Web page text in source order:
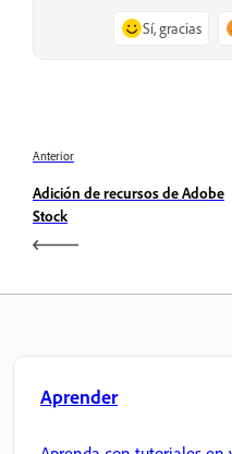
Sí, gracias
Anterior
Adición de recursos de Adobe
Stock
Aprender